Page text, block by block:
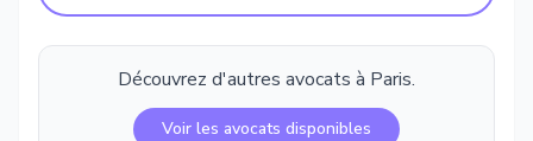
Découvrez d'autres avocats à Paris.
Voir les avocats disponibles